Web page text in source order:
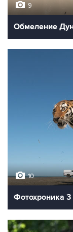
9
Обмеление
10
Фотохроника 3